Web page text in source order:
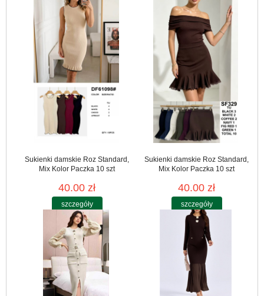
Sukienki damskie Roz Standard,
Mix Kolor Paczka 10 szt
40.00 zł
szczegóły
Sukienki damskie Roz Standard,
Mix Kolor Paczka 10 szt
40.00 zł
szczegóły